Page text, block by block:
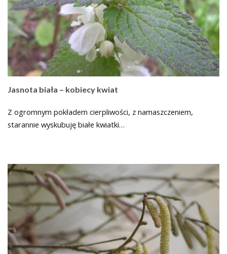
Jasnota biała – kobiecy kwiat
Z ogromnym pokładem cierpliwości, z namaszczeniem,
starannie wyskubuję białe kwiatki…